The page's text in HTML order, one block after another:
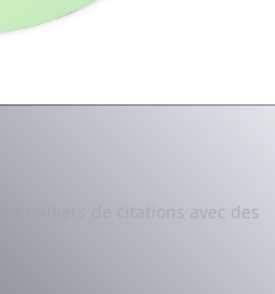
milliers de citations avec des